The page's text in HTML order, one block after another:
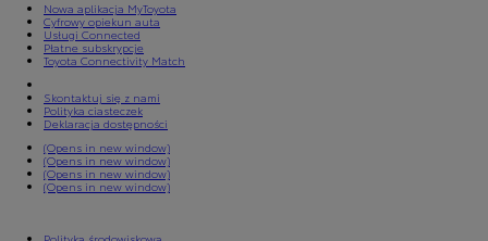
Nowa aplikacja MyToyota
Cyfrowy opiekun auta
Usługi Connected
Płatne subskrypcje
Toyota Connectivity Match
Skontaktuj się z nami
Polityka ciasteczek
Deklaracja dostępności
(Opens in new window)
(Opens in new window)
(Opens in new window)
(Opens in new window)